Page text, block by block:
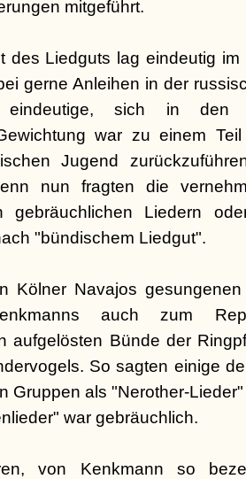
mitgeführt.
des Liedguts lag eindeutig
gerne Anleihen in der
sich in den
war zu einem
Jugend
nun fragten die
gebräuchlichen Liedern
"bündischem Liedgut".
Kölner Navajos
auch zum
aufgelösten Bünde der
So sagten einige
Gruppen als "Nerother-
war gebräuchlich.
von Kenkmann so